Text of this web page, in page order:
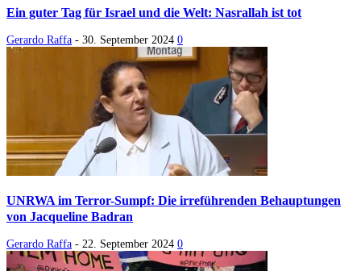
Ein guter Tag für Israel und die Welt: Nasrallah ist tot
Gerardo Raffa - 30. September 2024 0
UNRWA im Terror-Sumpf: Die irreführenden Behauptungen
von Jacqueline Badran
Gerardo Raffa - 22. September 2024 0